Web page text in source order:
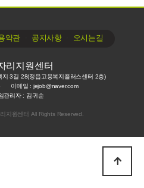
약관 공지사항∙ 오시는길
리지원센터
3길 28(정읍고용복지플러스센터 2층)
이메일 : jejob@naver.com
관리자 : 김귀순
지원센터 All Rights Reserved.